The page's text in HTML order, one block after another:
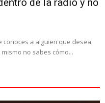
de la radio y no
a alguien que desea
no sabes cómo...